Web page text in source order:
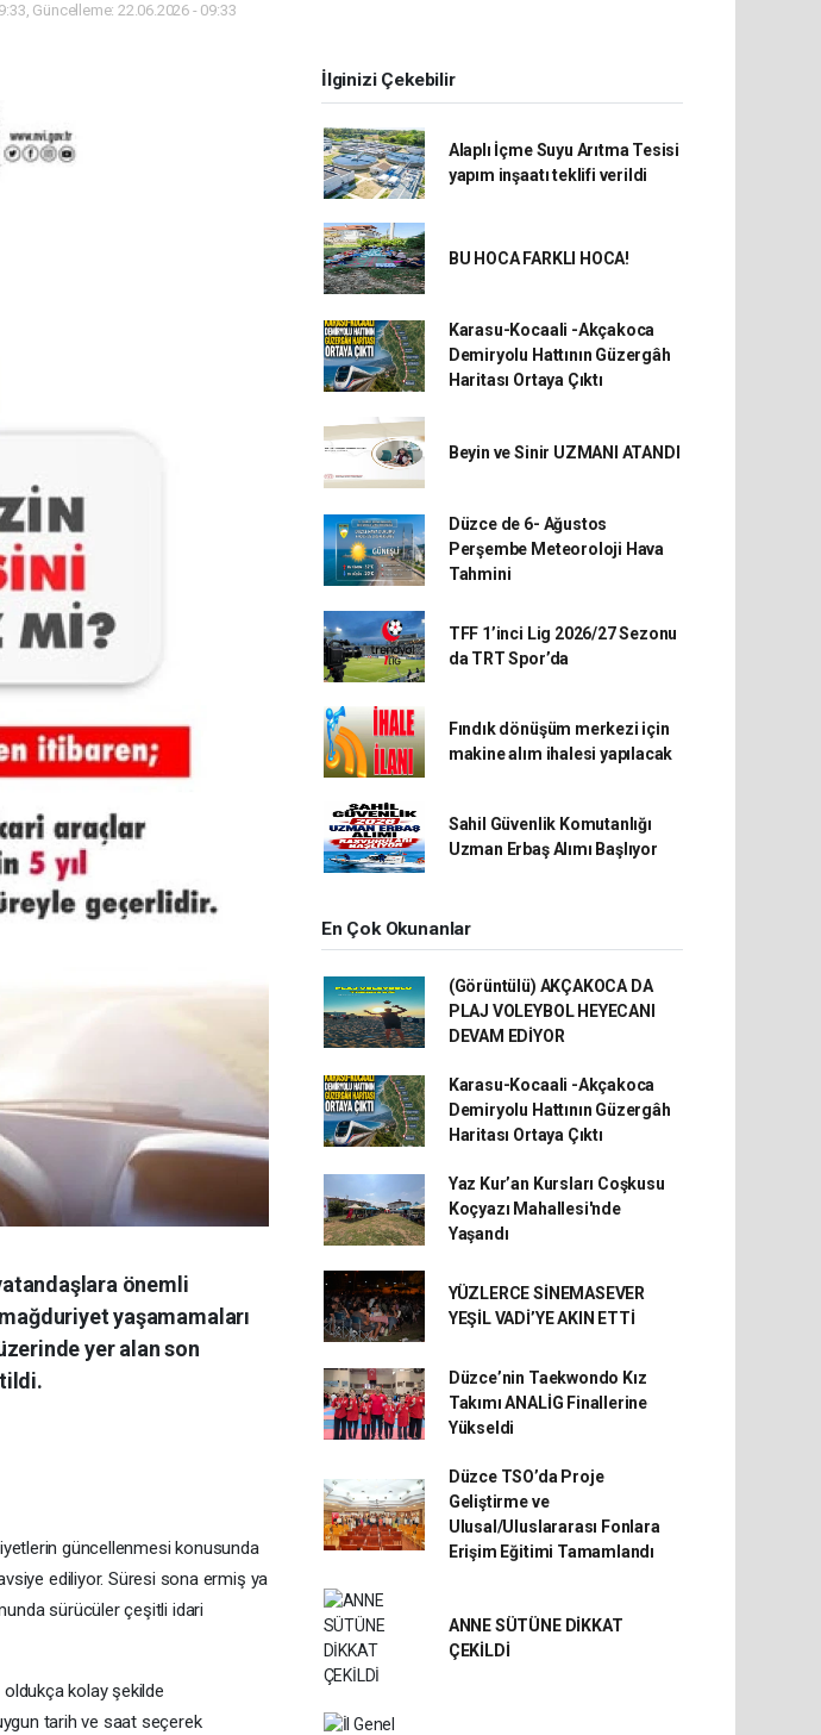
Güncelleme: 22.06.2026 - 09:33
önemli
yaşamamaları
yer alan son
güncellenmesi konusunda
ediliyor. Süresi sona ermiş ya
sürücüler çeşitli idari
kolay şekilde
tarih ve saat seçerek
İlginizi Çekebilir
Alaplı İçme Suyu Arıtma Tesisi
yapım inşaatı teklifi verildi
BU HOCA FARKLI HOCA!
Karasu-Kocaali -Akçakoca
Demiryolu Hattının Güzergâh
Haritası Ortaya Çıktı
Beyin ve Sinir UZMANI ATANDI
Düzce de 6- Ağustos
Perşembe Meteoroloji Hava
Tahmini
TFF 1’inci Lig 2026/27 Sezonu
da TRT Spor’da
Fındık dönüşüm merkezi için
makine alım ihalesi yapılacak
Sahil Güvenlik Komutanlığı
Uzman Erbaş Alımı Başlıyor
En Çok Okunanlar
(Görüntülü) AKÇAKOCA DA
PLAJ VOLEYBOL HEYECANI
DEVAM EDİYOR
Karasu-Kocaali -Akçakoca
Demiryolu Hattının Güzergâh
Haritası Ortaya Çıktı
Yaz Kur’an Kursları Coşkusu
Koçyazı Mahallesi'nde
Yaşandı
YÜZLERCE SİNEMASEVER
YEŞİL VADİ’YE AKIN ETTİ
Düzce’nin Taekwondo Kız
Takımı ANALİG Finallerine
Yükseldi
Düzce TSO’da Proje
Geliştirme ve
Ulusal/Uluslararası Fonlara
Erişim Eğitimi Tamamlandı
ANNE SÜTÜNE DİKKAT
ÇEKİLDİ